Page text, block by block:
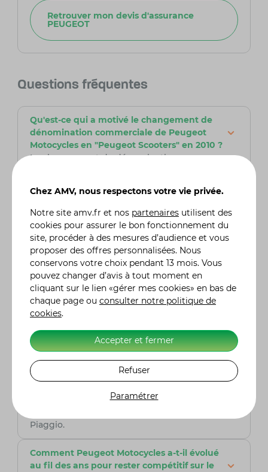
Retrouver mon devis d'assurance
PEUGEOT
Questions fréquentes
Qu'est-ce qui a motivé le changement de
dénomination commerciale de Peugeot
Motocycles en "Peugeot Scooters" en 2010 ?
Le changement de dénomination pour
préférences émergentes du marché, marquant
une transition vers une gamme exclusivement
axée sur les scooters, en réponse à la demande
croissante de la clientèle.
Quelles sont les conséquences de la plainte
déposée par le Groupe Piaggio contre
Peugeot Motocycles en 2021 concernant le
modèle Peugeot Metropolis ?
En septembre 2021, Peugeot Motocycles a été
et intérêts à hauteur de 1.500.000 € pour
contrefaçon du modèle Piaggio MP3. Au surplus
des amendes, des restrictions sévères ont été
imposées, interdisant la production, la
possession des scooters trois roues Metropolis
Piaggio.
Comment Peugeot Motocycles a-t-il évolué
au fil des ans pour rester compétitif sur le
Chez AMV, nous respectons votre vie privée.
Notre site amv.fr et nos partenaires utilisent des
cookies pour assurer le bon fonctionnement du
site, procéder à des mesures d’audience et vous
proposer des offres personnalisées. Nous
conservons votre choix pendant 13 mois. Vous
pouvez changer d’avis à tout moment en
cliquant sur le lien «gérer mes cookies» en bas de
chaque page ou consulter notre politique de
cookies.
Accepter et fermer
Refuser
Paramétrer